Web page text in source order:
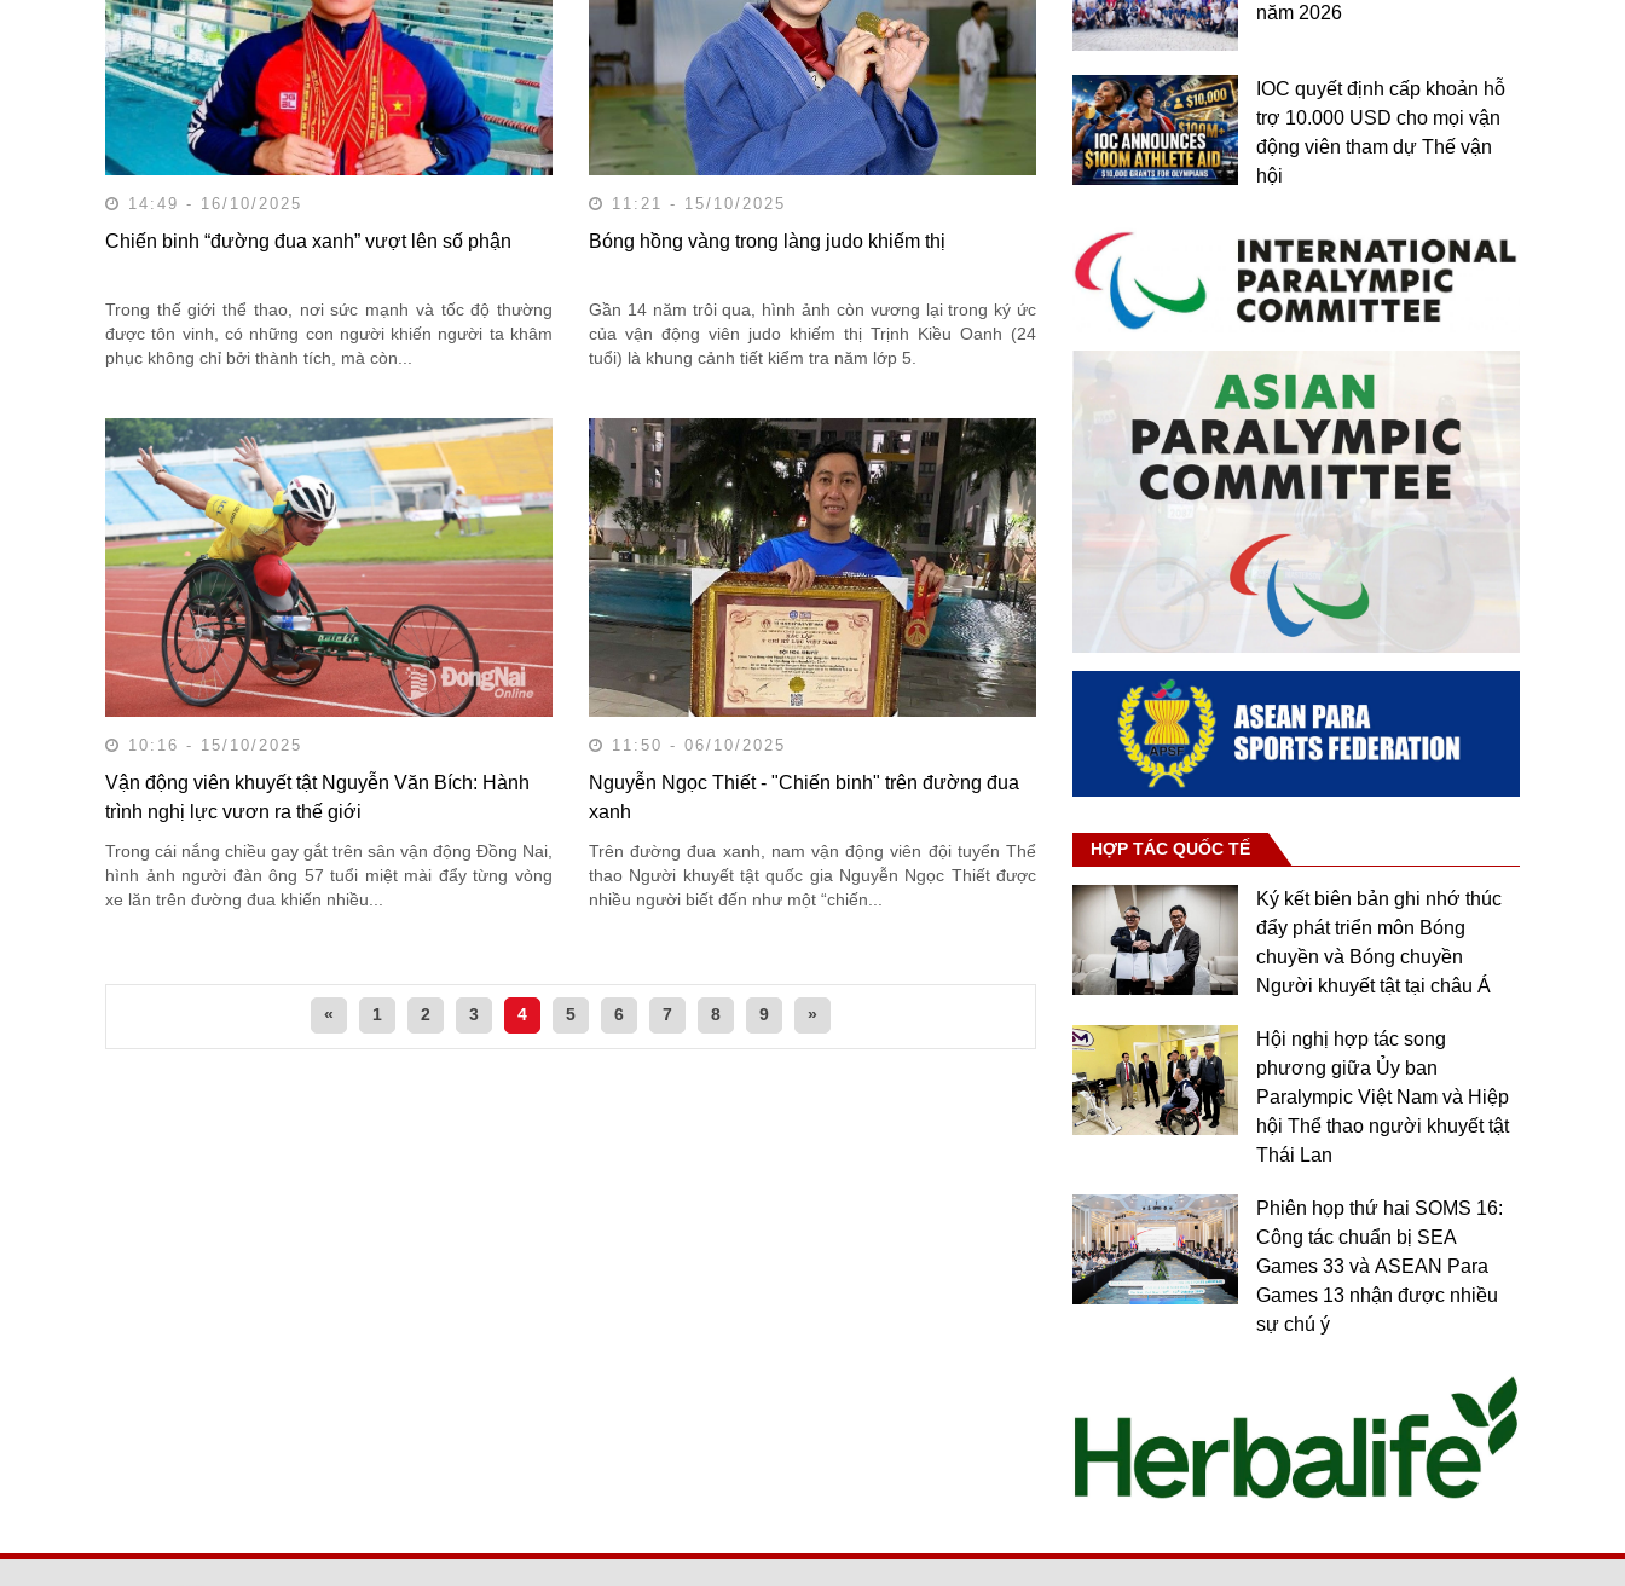
14:49 - 16/10/2025
Chiến binh “đường đua xanh” vượt lên số phận
Trong thế giới thể thao, nơi sức mạnh và tốc độ thường
được tôn vinh, có những con người khiến người ta khâm
phục không chỉ bởi thành tích, mà còn...
11:21 - 15/10/2025
Bóng hồng vàng trong làng judo khiếm thị
Gần 14 năm trôi qua, hình ảnh còn vương lại trong ký ức
của vận động viên judo khiếm thị Trịnh Kiều Oanh (24
tuổi) là khung cảnh tiết kiểm tra năm lớp 5.
10:16 - 15/10/2025
Vận động viên khuyết tật Nguyễn Văn Bích: Hành
trình nghị lực vươn ra thế giới
Trong cái nắng chiều gay gắt trên sân vận động Đồng Nai,
hình ảnh người đàn ông 57 tuổi miệt mài đẩy từng vòng
xe lăn trên đường đua khiến nhiều...
11:50 - 06/10/2025
Nguyễn Ngọc Thiết - "Chiến binh" trên đường đua
xanh
Trên đường đua xanh, nam vận động viên đội tuyển Thể
thao Người khuyết tật quốc gia Nguyễn Ngọc Thiết được
nhiều người biết đến như một “chiến...
« 1 2 3 4 5 6 7 8 9 »
năm 2026
IOC quyết định cấp khoản hỗ
trợ 10.000 USD cho mọi vận
động viên tham dự Thế vận
hội
HỢP TÁC QUỐC TẾ
Ký kết biên bản ghi nhớ thúc
đẩy phát triển môn Bóng
chuyền và Bóng chuyền
Người khuyết tật tại châu Á
Hội nghị hợp tác song
phương giữa Ủy ban
Paralympic Việt Nam và Hiệp
hội Thể thao người khuyết tật
Thái Lan
Phiên họp thứ hai SOMS 16:
Công tác chuẩn bị SEA
Games 33 và ASEAN Para
Games 13 nhận được nhiều
sự chú ý